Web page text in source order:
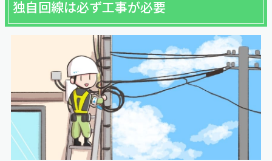
独自回線は必ず工事が必要